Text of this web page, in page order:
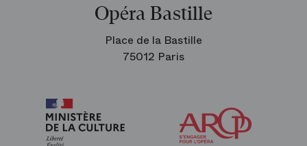
Opéra Bastille
Place de la Bastille
75012 Paris